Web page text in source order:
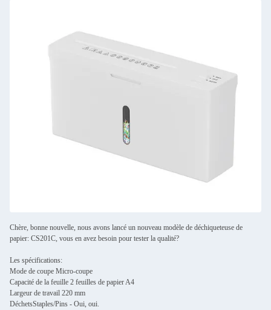
Chère, bonne nouvelle, nous avons lancé un nouveau modèle de déchiqueteuse de
papier: CS201C, vous en avez besoin pour tester la qualité?
Les spécifications:
Mode de coupe Micro-coupe
Capacité de la feuille 2 feuilles de papier A4
Largeur de travail 220 mm
DéchetsStaples/Pins - Oui, oui.